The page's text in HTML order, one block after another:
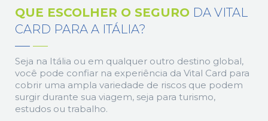
QUE ESCOLHER O SEGURO DA VITAL
CARD PARA A ITÁLIA?
Seja na Itália ou em qualquer outro destino global,
você pode confiar na experiência da Vital Card para
cobrir uma ampla variedade de riscos que podem
surgir durante sua viagem, seja para turismo,
estudos ou trabalho.